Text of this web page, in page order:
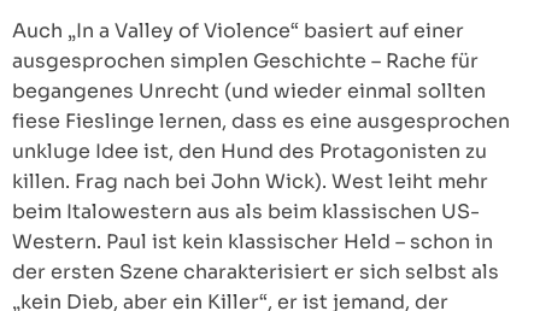
Auch „In a Valley of Violence“ basiert auf einer
ausgesprochen simplen Geschichte – Rache für
begangenes Unrecht (und wieder einmal sollten
fiese Fieslinge lernen, dass es eine ausgesprochen
unkluge Idee ist, den Hund des Protagonisten zu
killen. Frag nach bei John Wick). West leiht mehr
beim Italowestern aus als beim klassischen US-
Western. Paul ist kein klassischer Held – schon in
der ersten Szene charakterisiert er sich selbst als
„kein Dieb, aber ein Killer“, er ist jemand, der